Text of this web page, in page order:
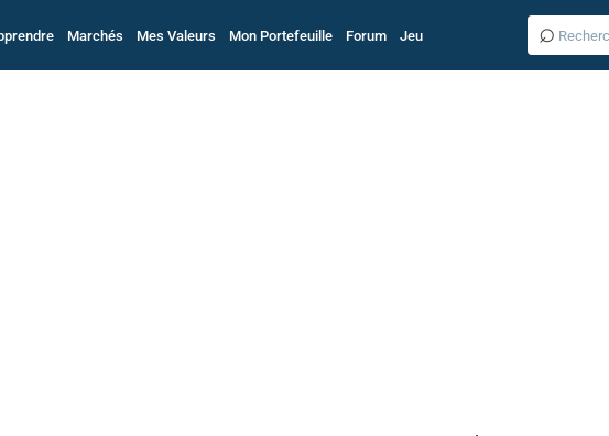
Marchés Mes Valeurs Mon Portefeuille Forum Jeu ⌕